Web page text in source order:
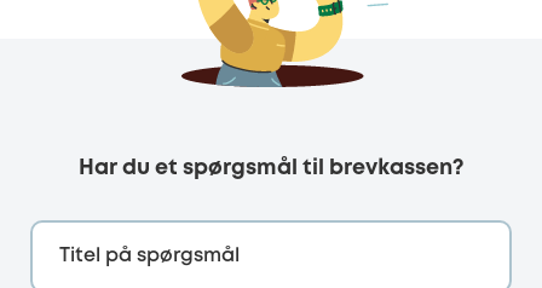
Har du et spørgsmål til brevkassen?
Titel på spørgsmål